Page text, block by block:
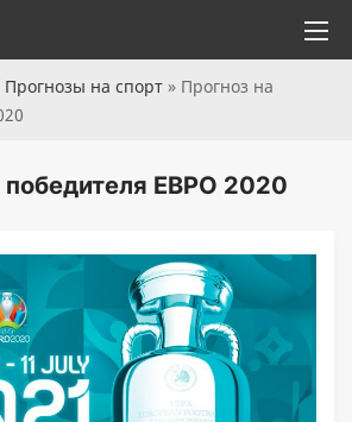
Прогнозы на спорт » Прогноз на
победителя ЕВРО 2020